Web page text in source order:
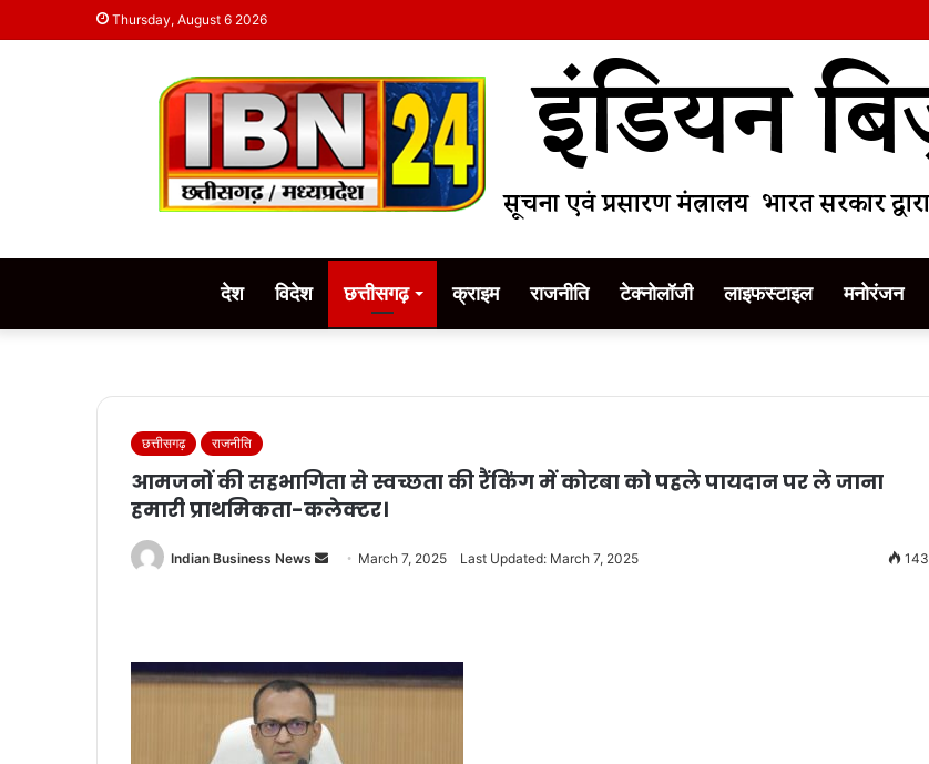
Thursday, August 6 2026
देश विदेश छत्तीसगढ़ क्राइम राजनीति टेक्नोलॉजी लाइफस्टाइल मनोरंजन
छत्तीसगढ़ राजनीति
आमजनों की सहभागिता से स्वच्छता की रैंकिंग में कोरबा को पहले पायदान पर ले जाना
हमारी प्राथमिकता-कलेक्टर।
Indian Business News
Send March 7, 2025 Last Updated: March 7, 2025 143